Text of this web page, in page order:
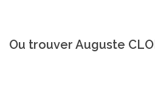
Ou trouver Auguste